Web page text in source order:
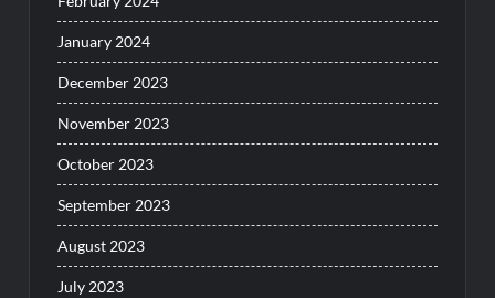
January 2024
December 2023
November 2023
October 2023
September 2023
August 2023
July 2023